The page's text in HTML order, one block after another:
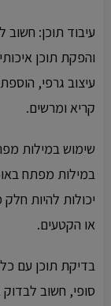
עיבוד תוכן: חשוב
והפקת תוכן
עיצוב גרפי,
קריא ומרשים.
שימוש במילות
במילות מפתח
יכולות להיות
או הקטעים.
בדיקת תוכן עם
סופי, חשוב